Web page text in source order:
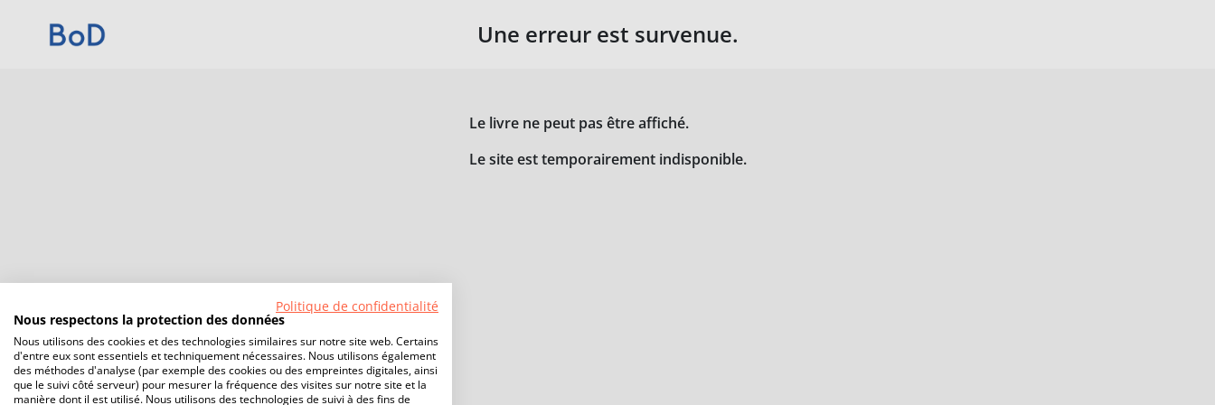
Une erreur est survenue.
Le livre ne peut pas être affiché.
Le site est temporairement indisponible.
Politique de confidentialité
Nous respectons la protection des données
Nous utilisons des cookies et des technologies similaires sur notre site web. Certains
d'entre eux sont essentiels et techniquement nécessaires. Nous utilisons également
des méthodes d'analyse (par exemple des cookies ou des empreintes digitales, ainsi
que le suivi côté serveur) pour mesurer la fréquence des visites sur notre site et la
manière dont il est utilisé. Nous utilisons des technologies de suivi à des fins de